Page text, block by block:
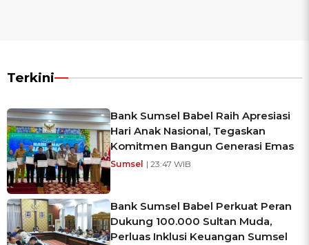
Terkini
Bank Sumsel Babel Raih Apresiasi
Hari Anak Nasional, Tegaskan
Komitmen Bangun Generasi Emas
Sumsel | 23:47 WIB
Bank Sumsel Babel Perkuat Peran
Dukung 100.000 Sultan Muda,
Perluas Inklusi Keuangan Sumsel